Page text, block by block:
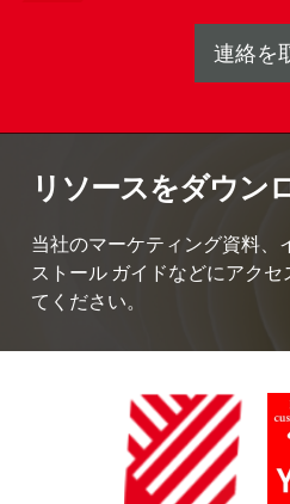
連絡を
リソースをダウン
当社のマーケティング資料、
ストール ガイドなどにアクセ
てください。